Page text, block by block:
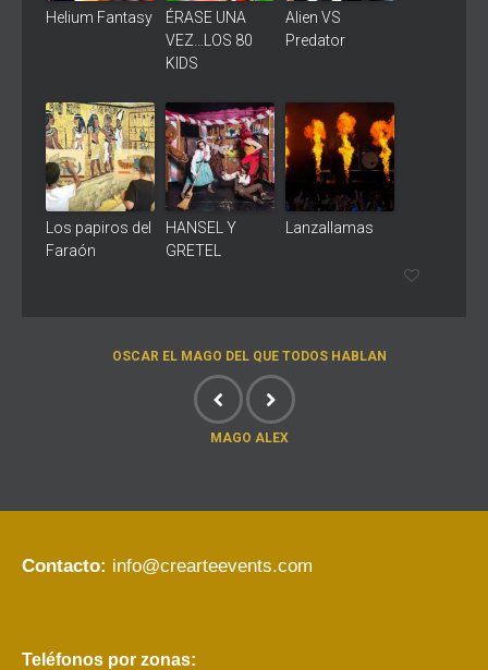
Helium Fantasy
ÉRASE UNA
VEZ…LOS 80
KIDS
Alien VS
Predator
Los papiros del
Faraón
HANSEL Y
GRETEL
Lanzallamas
OSCAR EL MAGO DEL QUE TODOS HABLAN
MAGO ALEX
Contacto: info@crearteevents.com
Teléfonos por zonas: